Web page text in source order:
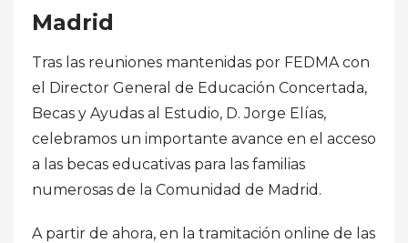
Madrid
Tras las reuniones mantenidas por FEDMA con
el Director General de Educación Concertada,
Becas y Ayudas al Estudio, D. Jorge Elías,
celebramos un importante avance en el acceso
a las becas educativas para las familias
numerosas de la Comunidad de Madrid.
A partir de ahora, en la tramitación online de las